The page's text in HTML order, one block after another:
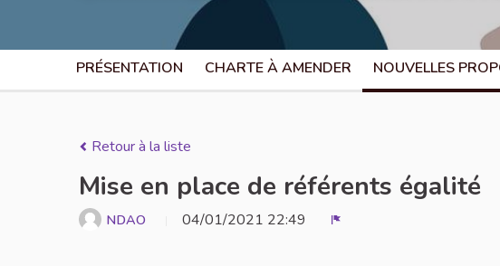
PRÉSENTATION CHARTE À AMENDER NOUVELLES
Retour à la liste
Mise en place de référents égalité
NDAO 04/01/2021 22:49